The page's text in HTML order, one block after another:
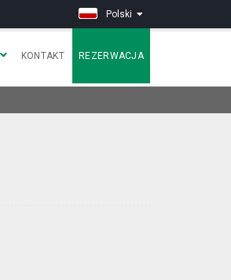
Polski
KONTAKT REZERWACJA